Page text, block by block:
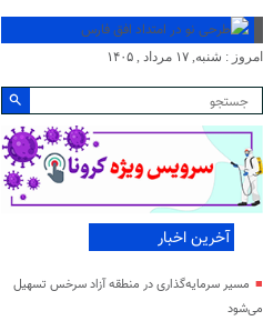
امروز : شنبه, ۱۷ مرداد , ۱۴۰۵
آخرین اخبار
مسیر سرمایه‌گذاری در منطقه آزاد سرخس تسهیل
می‌شود